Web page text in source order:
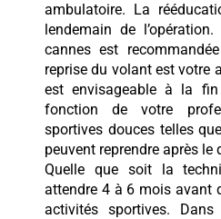
ambulatoire. La
lendemain de
cannes est
reprise du volant est votre
est envisageable à la
fonction de votre
sportives douces telles
peuvent reprendre après le
Quelle que soit la
attendre 4 à 6 mois avant
activités sportives.